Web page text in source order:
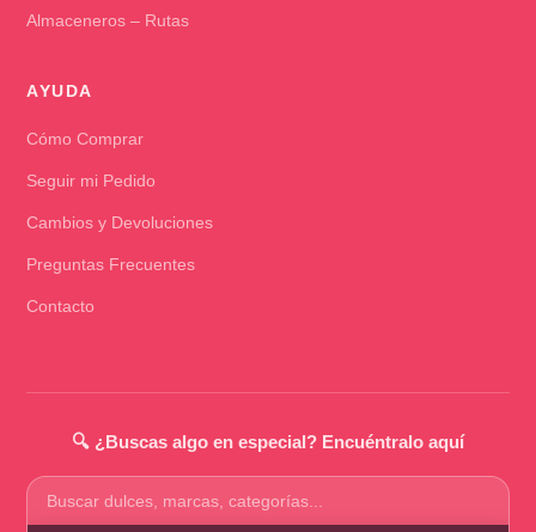
Almaceneros – Rutas
AYUDA
Cómo Comprar
Seguir mi Pedido
Cambios y Devoluciones
Preguntas Frecuentes
Contacto
🔍 ¿Buscas algo en especial? Encuéntralo aquí
Buscar
productos